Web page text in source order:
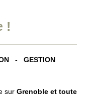
!
- GESTION
sur Grenoble et toute